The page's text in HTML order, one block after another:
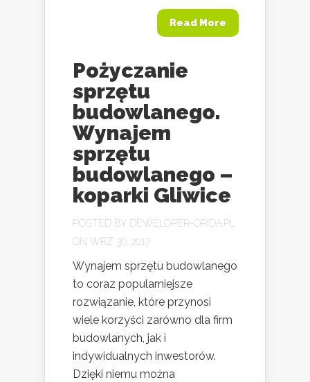
Read More
Pożyczanie
sprzętu
budowlanego.
Wynajem
sprzętu
budowlanego –
koparki Gliwice
POSTED BY DEWELOPER-ORIDA.PL
ON WRZ 30, 2017
Wynajem sprzętu budowlanego
to coraz popularniejsze
rozwiązanie, które przynosi
wiele korzyści zarówno dla firm
budowlanych, jak i
indywidualnych inwestorów.
Dzięki niemu można